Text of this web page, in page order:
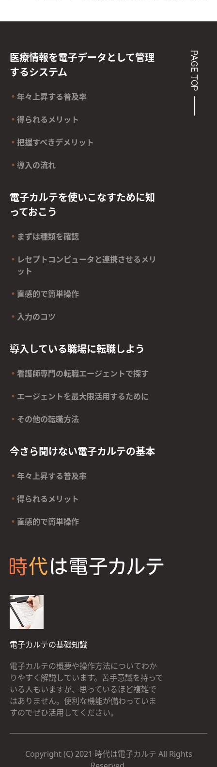
医療情報を電子データとして管理
するシステム
年々上昇する普及率
得られるメリット
把握すべきデメリット
導入の流れ
電子カルテを使いこなすために知
っておこう
まずは種類を確認
レセプトコンピュータと連携させるメリ
ット
直感的で簡単操作
入力のコツ
導入している職場に転職しよう
看護師専門の転職エージェントで探す
エージェントを最大限活用するために
その他の転職方法
今さら聞けない電子カルテの基本
年々上昇する普及率
得られるメリット
直感的で簡単操作
電子カルテの基礎知識
電子カルテの概要や操作方法についてわか
りやすく解説しています。苦手意識を持って
いる人もいますが、思っているほど複雑で
はありません。便利な機能が備わっていま
すのでぜひ活用してください。
Copyright (C) 2021 時代は電子カルテ All Rights